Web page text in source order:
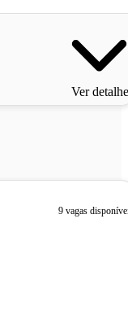
Ver
9 vagas